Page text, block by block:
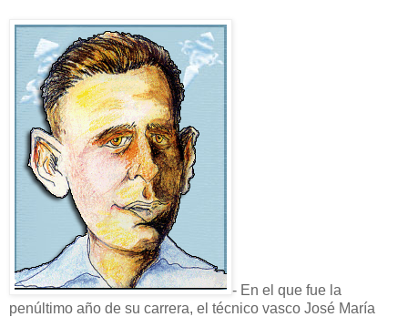
- En el que fue la
penúltimo año de su carrera, el técnico vasco José María